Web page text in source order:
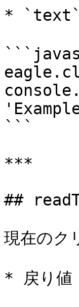
* `text`
```
***
##
現在のク
* 戻り